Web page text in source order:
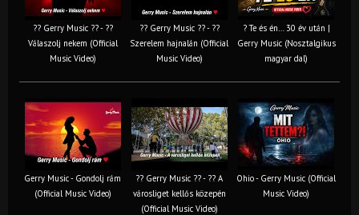
?? Gerry Music ?? - ??
Válaszolj nekem (Official
Music Video)
?? Gerry Music ?? - ??
Szerelem hajnalán (Official
Music Video)
? Te és én… 30 év után |
Gerry Music (Nosztalgikus
magyar dal)
Gerry Music - Gondolj rám
(Official Music Video)
?? Gerry Music ?? - ?? A
városliget kellős közepén
(Official Music Video)
Ohio - Gerry Music (Official
Music Video)